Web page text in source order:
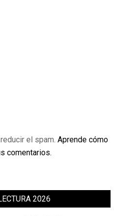
el spam. Aprende cómo
comentarios.
2026